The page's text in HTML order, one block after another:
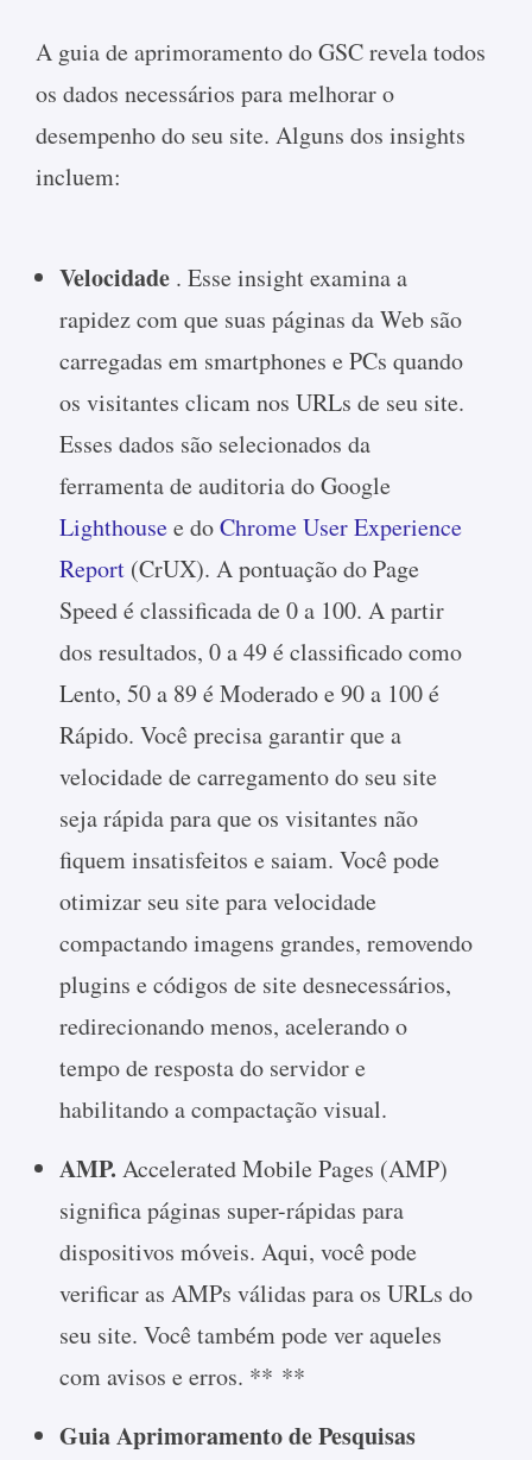
A guia de aprimoramento do GSC revela todos
os dados necessários para melhorar o
desempenho do seu site. Alguns dos insights
incluem:
Velocidade . Esse insight examina a
rapidez com que suas páginas da Web são
carregadas em smartphones e PCs quando
os visitantes clicam nos URLs de seu site.
Esses dados são selecionados da
ferramenta de auditoria do Google
Lighthousee doChrome User Experience
Report (CrUX). A pontuação do Page
Speed é classificada de 0 a 100. A partir
dos resultados, 0 a 49 é classificado como
Lento, 50 a 89 é Moderado e 90 a 100 é
Rápido. Você precisa garantir que a
velocidade de carregamento do seu site
seja rápida para que os visitantes não
fiquem insatisfeitos e saiam. Você pode
otimizar seu site para velocidade
compactando imagens grandes, removendo
plugins e códigos de site desnecessários,
redirecionando menos, acelerando o
tempo de resposta do servidor e
habilitando a compactação visual.
AMP. Accelerated Mobile Pages (AMP)
significa páginas super-rápidas para
dispositivos móveis. Aqui, você pode
verificar as AMPs válidas para os URLs do
seu site. Você também pode ver aqueles
com avisos e erros. ** **
Guia Aprimoramento de Pesquisas